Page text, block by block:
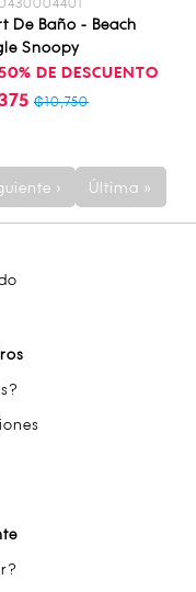
De Baño - Beach
Snoopy
DE DESCUENTO
₡10,750
› Última »